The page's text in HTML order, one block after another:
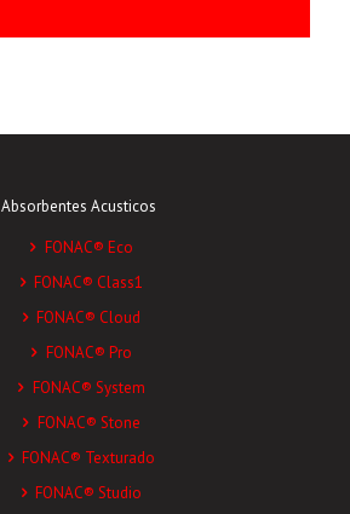
Absorbentes Acusticos
FONAC® Eco
FONAC® Class1
FONAC® Cloud
FONAC® Pro
FONAC® System
FONAC® Stone
FONAC® Texturado
FONAC® Studio